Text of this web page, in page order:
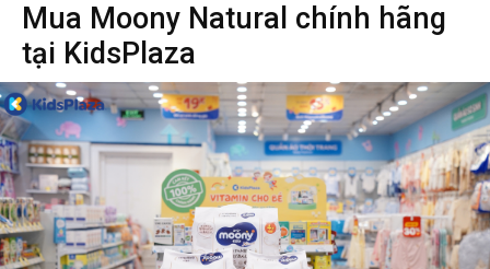
Mua Moony Natural chính hãng
tại KidsPlaza